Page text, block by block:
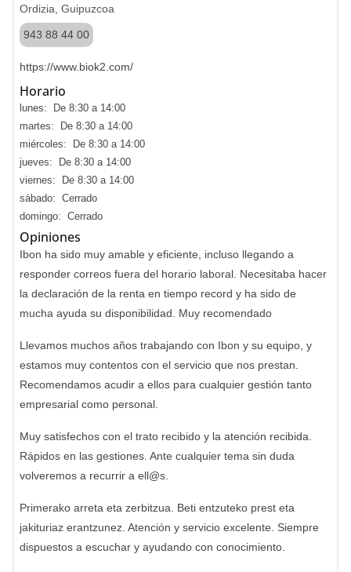
Ordizia, Guipuzcoa
943 88 44 00
https://www.biok2.com/
Horario
lunes: De 8:30 a 14:00
martes: De 8:30 a 14:00
miércoles: De 8:30 a 14:00
jueves: De 8:30 a 14:00
viernes: De 8:30 a 14:00
sábado: Cerrado
domingo: Cerrado
Opiniones
Ibon ha sido muy amable y eficiente, incluso llegando a
responder correos fuera del horario laboral. Necesitaba hacer
la declaración de la renta en tiempo record y ha sido de
mucha ayuda su disponibilidad. Muy recomendado
Llevamos muchos años trabajando con Ibon y su equipo, y
estamos muy contentos con el servicio que nos prestan.
Recomendamos acudir a ellos para cualquier gestión tanto
empresarial como personal.
Muy satisfechos con el trato recibido y la atención recibida.
Rápidos en las gestiones. Ante cualquier tema sin duda
volveremos a recurrir a ell@s.
Primerako arreta eta zerbitzua. Beti entzuteko prest eta
jakituriaz erantzunez. Atención y servicio excelente. Siempre
dispuestos a escuchar y ayudando con conocimiento.